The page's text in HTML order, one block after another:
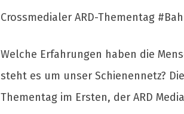
Crossmedialer ARD-Thementag
Welche Erfahrungen haben die
steht es um unser Schienennetz?
Thementag im Ersten, der ARD